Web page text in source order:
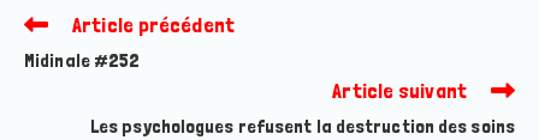
Read
articles
Article précédent
Midinale #252
Article suivant
Les psychologues refusent la destruction des soins